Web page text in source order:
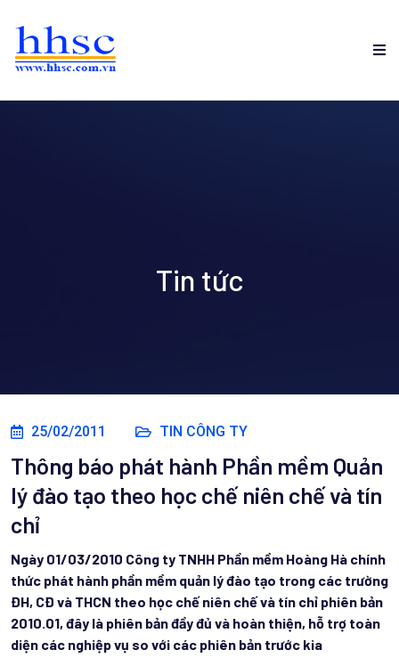
Tin tức
25/02/2011 TIN CÔNG TY
Thông báo phát hành Phần mềm Quản
lý đào tạo theo học chế niên chế và tín
chỉ
Ngày 01/03/2010 Công ty TNHH Phần mềm Hoàng Hà chính
thức phát hành phần mềm quản lý đào tạo trong các trường
ĐH, CĐ và THCN theo học chế niên chế và tín chỉ phiên bản
2010.01, đây là phiên bản đầy đủ và hoàn thiện, hỗ trợ toàn
diện các nghiệp vụ so với các phiên bản trước kia